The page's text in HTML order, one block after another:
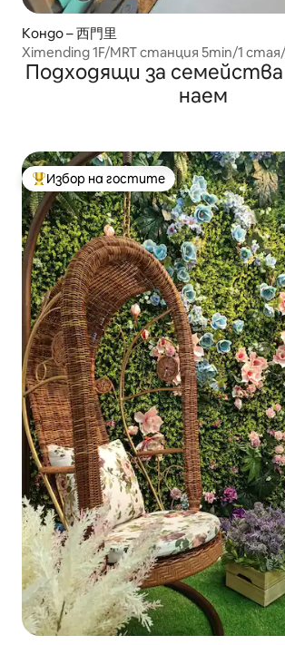
Кондо – 西門里
Ximending 1F/MRT станция 5min/1
Подходящи за
наем
Най-популярен избор на гостите
Избор на гостите